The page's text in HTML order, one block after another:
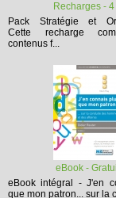
Recharges - 4
Pack Stratégie et
Cette recharge
contenus f...
eBook -
eBook intégral - J'en
que mon patron... sur la